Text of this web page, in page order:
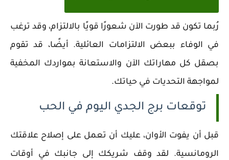
رُبما تكون قد طورت الآن شعورًا قويًا بالالتزام، وقد ترغب
في الوفاء ببعض الالتزامات العائلية. أيضًا، قد تقوم
بصقل كل مهاراتك الآن والاستعانة بمواردك المخفية
لمواجهة التحديات في حياتك.
توقعات برج الجدي اليوم في الحب
قبل أن يفوت الأوان، عليك أن تعمل على إصلاح علاقتك
الرومانسية. لقد وقف شريكك إلى جانبك في أوقات